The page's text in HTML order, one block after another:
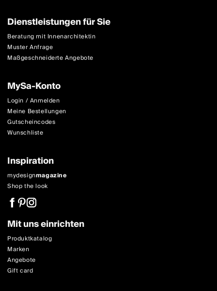
Dienstleistungen für Sie
Beratung mit Innenarchitektin
Muster Anfrage
Maßgeschneiderte Angebote
MySa-Konto
Login / Anmelden
Meine Bestellungen
Gutscheincodes
Wunschliste
Inspiration
mydesignmagazine
Shop the look
Mit uns einrichten
Produktkatalog
Marken
Angebote
Gift card